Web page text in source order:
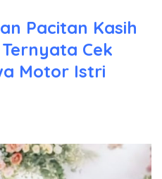
Pacitan Kasih
Cek
Motor Istri